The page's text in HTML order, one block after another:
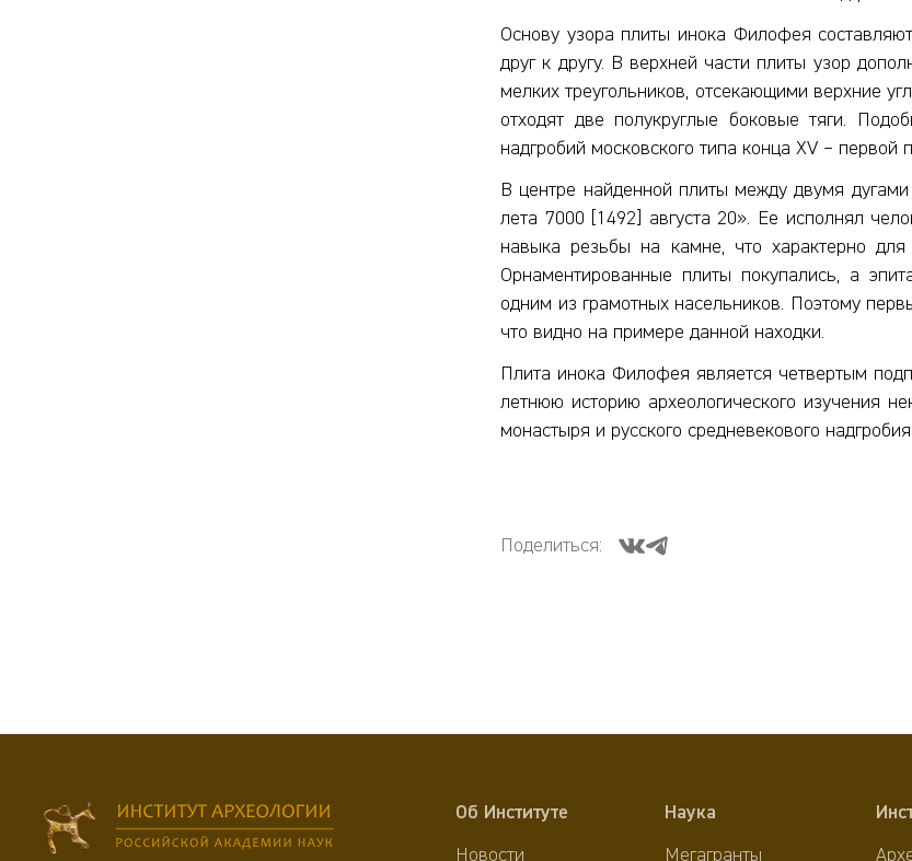
Основу узора плиты инока Филофея
друг к другу. В верхней части плиты узор
мелких треугольников, отсекающими верхние
отходят две полукруглые боковые тяги.
надгробий московского типа конца XV – первой
В центре найденной плиты между двумя
лета 7000 [1492] августа 20». Ее исполнял
навыка резьбы на камне, что характерно
Орнаментированные плиты покупались, а
одним из грамотных насельников. Поэтому
что видно на примере данной находки.
Плита инока Филофея является четвертым
летнюю историю археологического изучения
монастыря и русского средневекового
Поделиться:
Об Институте
Новости
Наука
Мегагранты